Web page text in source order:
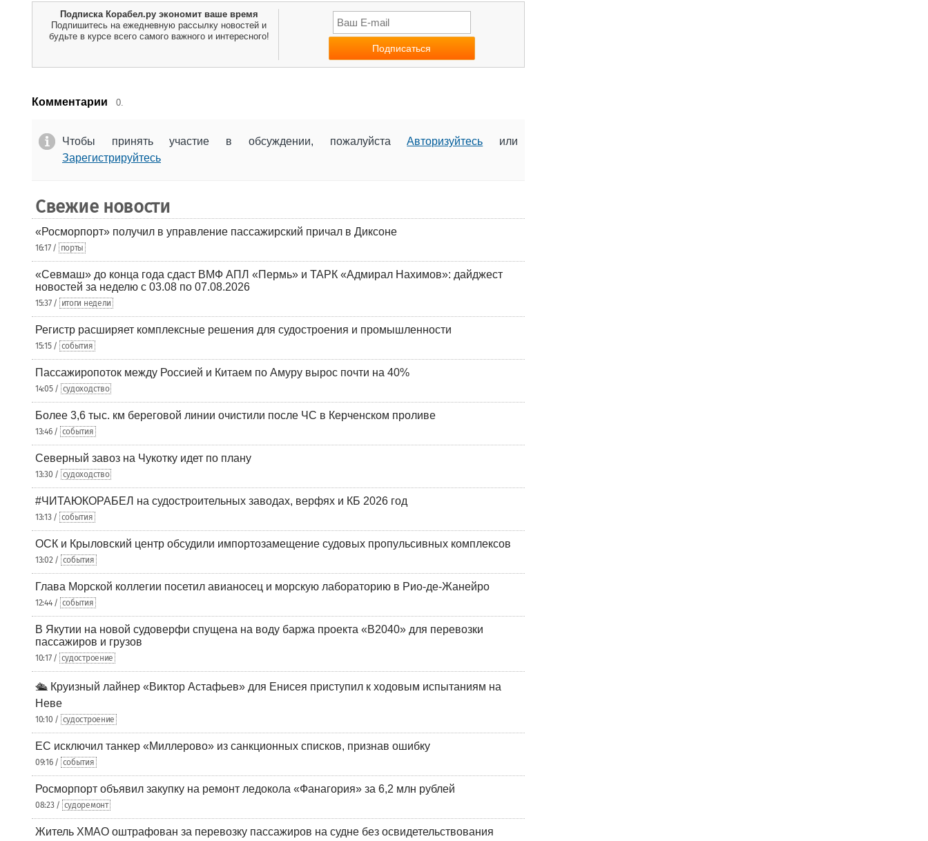
Подписка Корабел.ру экономит ваше время
Подпишитесь на ежедневную рассылку новостей и
будьте в курсе всего самого важного и интересного!
Комментарии 0.
Чтобы принять участие в обсуждении, пожалуйстаАвторизуйтесь или
Зарегистрируйтесь
Свежие новости
«Росморпорт» получил в управление пассажирский причал в Диксоне
16:17 / порты
«Севмаш» до конца года сдаст ВМФ АПЛ «Пермь» и ТАРК «Адмирал Нахимов»: дайджест
новостей за неделю с 03.08 по 07.08.2026
15:37 / итоги недели
Регистр расширяет комплексные решения для судостроения и промышленности
15:15 / события
Пассажиропоток между Россией и Китаем по Амуру вырос почти на 40%
14:05 / судоходство
Более 3,6 тыс. км береговой линии очистили после ЧС в Керченском проливе
13:46 / события
Северный завоз на Чукотку идет по плану
13:30 / судоходство
#ЧИТАЮКОРАБЕЛ на судостроительных заводах, верфях и КБ 2026 год
13:13 / события
ОСК и Крыловский центр обсудили импортозамещение судовых пропульсивных комплексов
13:02 / события
Глава Морской коллегии посетил авианосец и морскую лабораторию в Рио-де-Жанейро
12:44 / события
В Якутии на новой судоверфи спущена на воду баржа проекта «В2040» для перевозки
пассажиров и грузов
10:17 / судостроение
🛳️ Круизный лайнер «Виктор Астафьев» для Енисея приступил к ходовым испытаниям на
Неве
10:10 / судостроение
ЕС исключил танкер «Миллерово» из санкционных списков, признав ошибку
09:16 / события
Росморпорт объявил закупку на ремонт ледокола «Фанагория» за 6,2 млн рублей
08:23 / судоремонт
Житель ХМАО оштрафован за перевозку пассажиров на судне без освидетельствования